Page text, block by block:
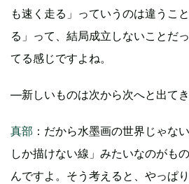
も速く走る」っていうのは違うこ
る」って、結局成立しないことだ
てる感じですよね。
―新しいものは次から次へと出てき
真部 ：だから水墨画の世界じゃな
しか描けない線」みたいなのがも
んですよ。そう考えると、やっぱ